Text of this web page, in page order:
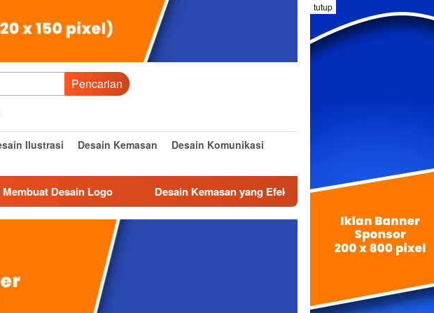
tutup
Pencarian
Ilustrasi Desain Kemasan
Desain Komunikasi
Desain Logo Desain Kemasan yang Efektif dan Inovatif Desain Interior: